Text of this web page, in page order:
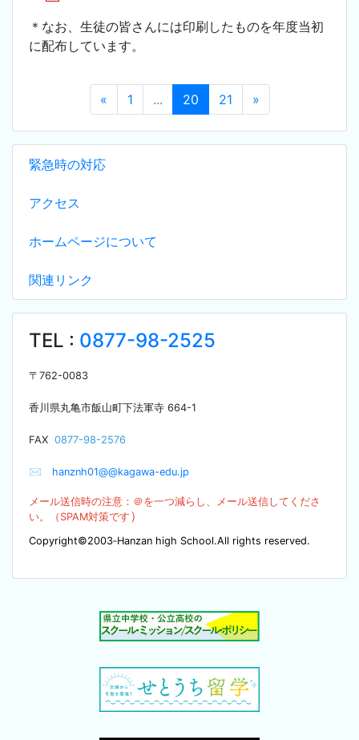
緊急時の対応
アクセス
ホームページについて
関連リンク
TEL : 0877-98-2525
〒 762-0083
香川県丸亀市飯山町下法軍寺 664-1
FAX 0877-98-2576
✉ hanznh01@@kagawa-edu.jp
メール送信時の注意：＠を一つ減らし、メール送信してくださ
い。（SPAM対策です ）
Copyright©2003‐Hanzan high School.All rights reserved.
＊なお、生徒の皆さんには印刷したものを年度当初
に配布しています。
« 1 ... 20 21 »